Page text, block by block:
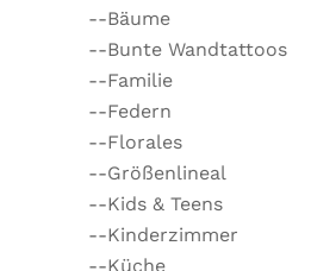
--Bäume
--Bunte Wandtattoos
--Familie
--Federn
--Florales
--Größenlineal
--Kids & Teens
--Kinderzimmer
--Küche